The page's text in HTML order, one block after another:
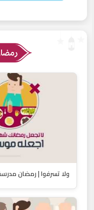
ولا تسرفوا | رمضان مدرسة